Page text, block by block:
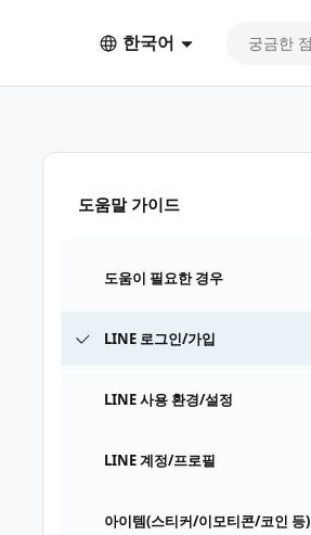
한국어
도움말 가이드
도움이 필요한 경우
LINE 로그인/가입
LINE 사용 환경/설정
LINE 계정/프로필
아이템(스티커/이모티콘/코인 등)